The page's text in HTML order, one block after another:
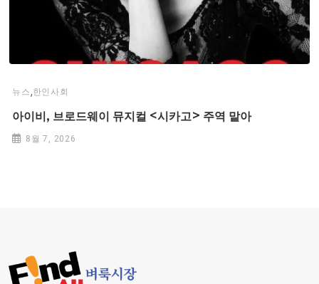
뉴스,한인사회
아이비, 브로드웨이 뮤지컬 <시카고> 주역 맡아
8월 7, 2026